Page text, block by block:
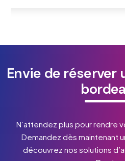
Envie de réserver
N’attendez plus pour rendre
Demandez dès maintenant
découvrez nos solutions